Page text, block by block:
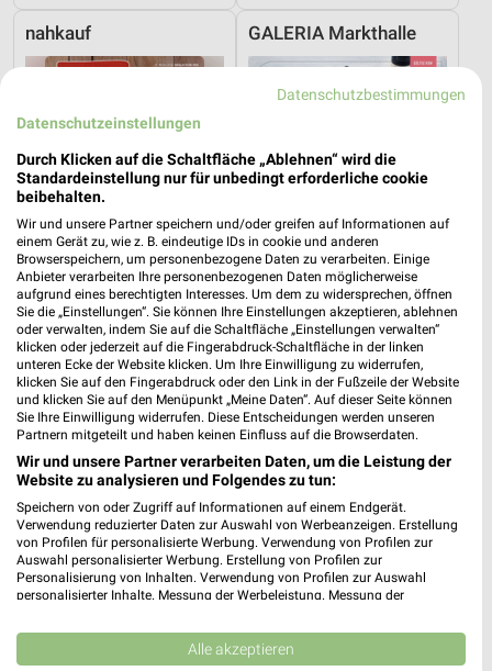
nahkauf
5,4 km
Angebote ab 03.08.
Noch heute gültig
GALERIA Markthalle
0,7 km
Angebote ab 03.08.
Gültig bis So. 16.08.
GALERIA Markthalle REWE
Datenschutzbestimmungen
Datenschutzeinstellungen
Durch Klicken auf die Schaltfläche „Ablehnen“ wird die
Standardeinstellung nur für unbedingt erforderliche cookie
beibehalten.
Wir und unsere Partner speichern und/oder greifen auf Informationen auf
einem Gerät zu, wie z. B. eindeutige IDs in cookie und anderen
Browserspeichern, um personenbezogene Daten zu verarbeiten. Einige
Anbieter verarbeiten Ihre personenbezogenen Daten möglicherweise
aufgrund eines berechtigten Interesses. Um dem zu widersprechen, öffnen
Sie die „Einstellungen“. Sie können Ihre Einstellungen akzeptieren, ablehnen
oder verwalten, indem Sie auf die Schaltfläche „Einstellungen verwalten“
klicken oder jederzeit auf die Fingerabdruck-Schaltfläche in der linken
unteren Ecke der Website klicken. Um Ihre Einwilligung zu widerrufen,
klicken Sie auf den Fingerabdruck oder den Link in der Fußzeile der Website
und klicken Sie auf den Menüpunkt „Meine Daten“. Auf dieser Seite können
Sie Ihre Einwilligung widerrufen. Diese Entscheidungen werden unseren
Partnern mitgeteilt und haben keinen Einfluss auf die Browserdaten.
Wir und unsere Partner verarbeiten Daten, um die Leistung der
Website zu analysieren und Folgendes zu tun:
Speichern von oder Zugriff auf Informationen auf einem Endgerät.
Verwendung reduzierter Daten zur Auswahl von Werbeanzeigen. Erstellung
von Profilen für personalisierte Werbung. Verwendung von Profilen zur
Auswahl personalisierter Werbung. Erstellung von Profilen zur
Personalisierung von Inhalten. Verwendung von Profilen zur Auswahl
personalisierter Inhalte. Messung der Werbeleistung. Messung der
Kombinationen von Daten aus verschiedenen Quellen. Entwicklung und
Verbesserung der Angebote. Verwendung reduzierter Daten zur Auswahl
von Inhalten.
Alle akzeptieren